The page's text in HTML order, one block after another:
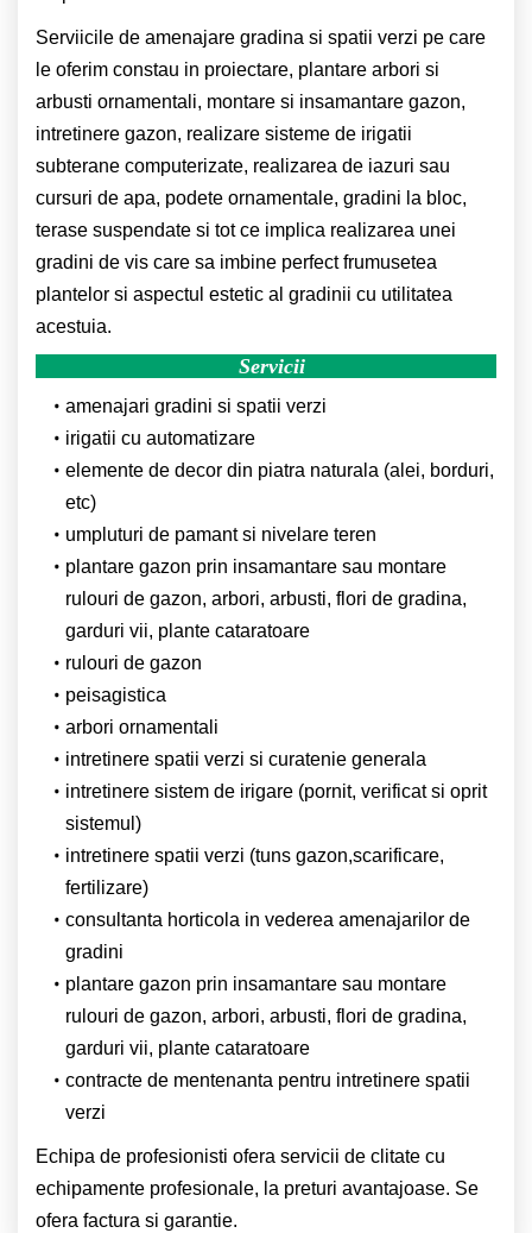
Serviicile de amenajare gradina si spatii verzi pe care
le oferim constau in proiectare, plantare arbori si
arbusti ornamentali, montare si insamantare gazon,
intretinere gazon, realizare sisteme de irigatii
subterane computerizate, realizarea de iazuri sau
cursuri de apa, podete ornamentale, gradini la bloc,
terase suspendate si tot ce implica realizarea unei
gradini de vis care sa imbine perfect frumusetea
plantelor si aspectul estetic al gradinii cu utilitatea
acestuia.
Servicii
amenajari gradini si spatii verzi
irigatii cu automatizare
elemente de decor din piatra naturala (alei, borduri,
etc)
umpluturi de pamant si nivelare teren
plantare gazon prin insamantare sau montare
rulouri de gazon, arbori, arbusti, flori de gradina,
garduri vii, plante cataratoare
rulouri de gazon
peisagistica
arbori ornamentali
intretinere spatii verzi si curatenie generala
intretinere sistem de irigare (pornit, verificat si oprit
sistemul)
intretinere spatii verzi (tuns gazon,scarificare,
fertilizare)
consultanta horticola in vederea amenajarilor de
gradini
plantare gazon prin insamantare sau montare
rulouri de gazon, arbori, arbusti, flori de gradina,
garduri vii, plante cataratoare
contracte de mentenanta pentru intretinere spatii
verzi
Echipa de profesionisti ofera servicii de clitate cu
echipamente profesionale, la preturi avantajoase. Se
ofera factura si garantie.